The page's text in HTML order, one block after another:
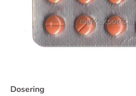
Dosering